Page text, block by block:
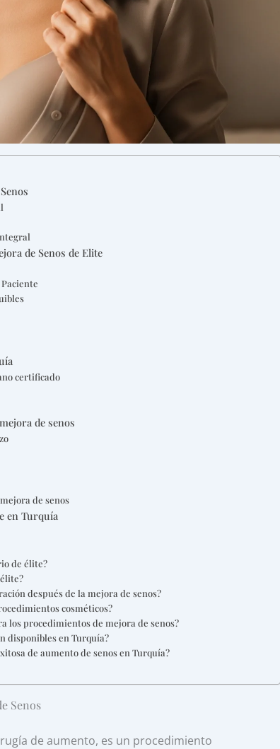
de Senos de Elite
certificado
de senos
de senos
en Turquía
de élite?
después de la mejora de senos?
cosméticos?
los procedimientos de mejora de senos?
disponibles en Turquía?
de aumento de senos en Turquía?
Senos
de aumento, es un procedimiento